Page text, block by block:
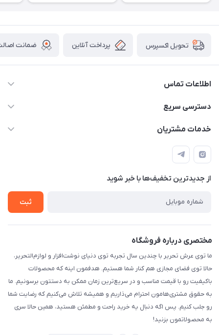
تحویل اکسپرس پرداخت آنلاین ضمانت
اطلاعات تماس
2424 3672 - 021
دسترسی سریع
لیست محصولات
راهنما
خدمات مشتریان
پرداخت الکترونیکی امن
رویه ارسال کالا
حریم خصوصی
تماس با ما
از جدید‌ترین تخفیف‌ها با‌ خبر شوید
ثبت
مختصری درباره فروشگاه
ما توی عرش تحریر با چندین سال تجربه توی دنیای نوشت‌افزار و لوازم‌التحریر،
حالا توی فضای مجازی هم کنار شما هستیم. هدفمون اینه که محصولات
باکیفیت رو با قیمت مناسب و در سریع‌ترین زمان ممکن به دستتون برسونیم. ما
به حقوق مشتری‌هامون احترام می‌ذاریم و همیشه تلاش می‌کنیم که رضایت شما
رو جلب کنیم. پس اگه دنبال یه خرید راحت و مطمئن هستید، همین حالا سری
به محصولاتمون بزنید!